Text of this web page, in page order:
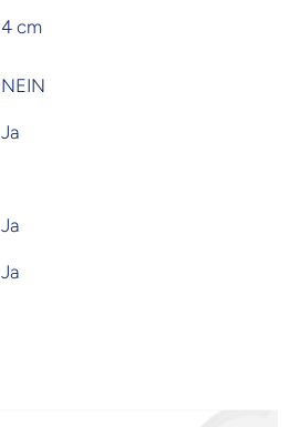
4 cm
NEIN
Ja
Ja
Ja